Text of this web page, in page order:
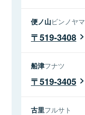
便ノ山ビンノヤマ
519-3408
船津フナツ
519-3405
古里フルサト